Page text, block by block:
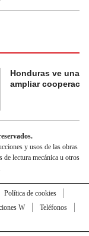
Honduras ve una
ampliar
y usos de las obras
de lectura mecánica u otros
Política de cookies
W
Teléfonos